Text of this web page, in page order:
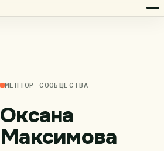
МЕНТОР СООБЩЕСТВА
Оксана
Максимова